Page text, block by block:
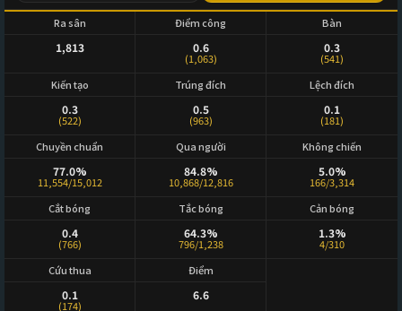
Ra sân
1,813
Điểm công
0.6
(1,063)
Bàn
0.3
(541)
Kiến tạo
0.3
(522)
Trúng đích
0.5
(963)
Lệch đích
0.1
(181)
Chuyền chuẩn
77.0%
11,554/15,012
Qua người
84.8%
10,868/12,816
Không chiến
5.0%
166/3,314
Cắt bóng
0.4
(766)
Tắc bóng
64.3%
796/1,238
Cản bóng
1.3%
4/310
Cứu thua
0.1
(174)
Điểm
6.6